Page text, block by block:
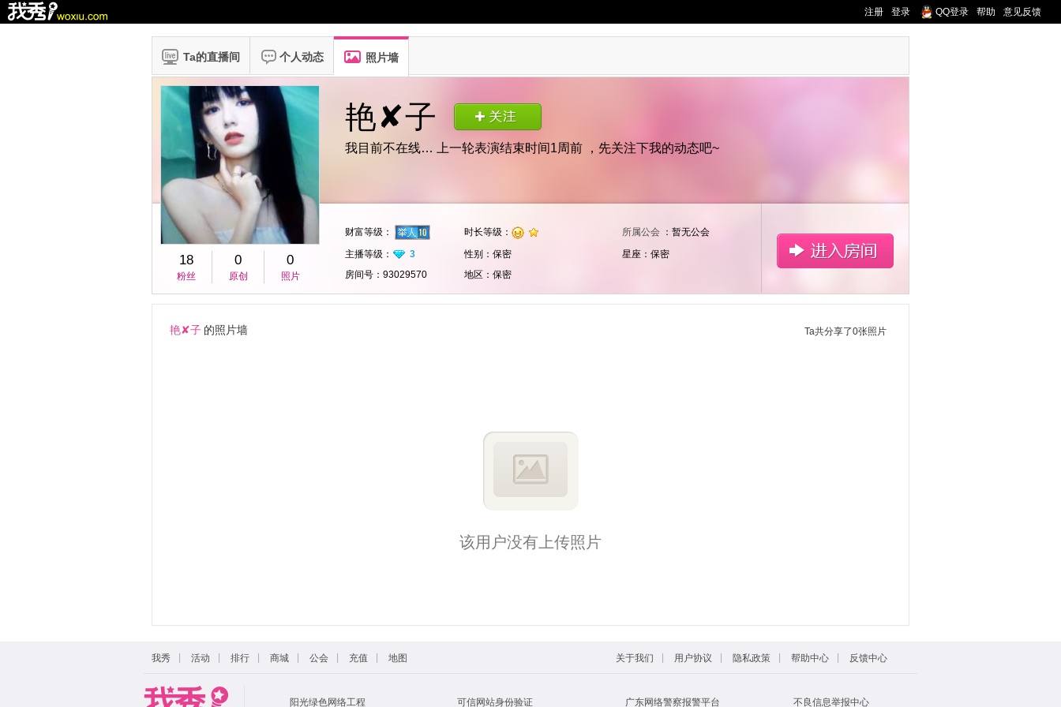
意见反馈
帮助
QQ登录
登录
注册
Ta的直播间 个人动态 照片墙
18
粉丝
0
原创
0
照片
艳✘子
我目前不在线… 上一轮表演结束时间1周前 ，先关注下我的动态吧~
财富等级： 时长等级： 所属公会 ：暂无公会
主播等级：
3 性别：保密
星座：保密
房间号：93029570
地区：保密
艳✘子 的照片墙 Ta共分享了0张照片
该用户没有上传照片
我秀 活动 排行 商城 公会 充值 地图 关于我们 用户协议 隐私政策 帮助中心 反馈中心
阳光绿色网络工程 可信网站身份验证 广东网络警察报警平台 不良信息举报中心